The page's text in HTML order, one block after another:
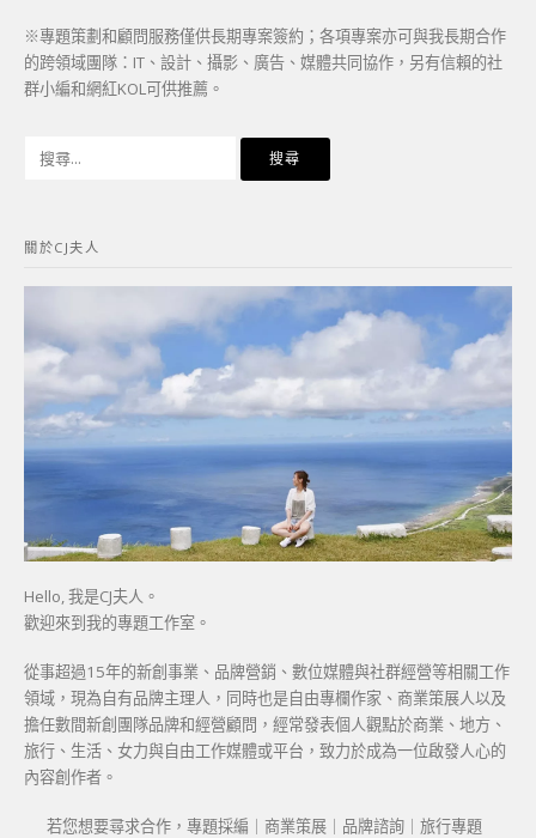
※專題策劃和顧問服務僅供長期專案簽約；各項專案亦可與我長期合作
的跨領域團隊：IT、設計、攝影、廣告、媒體共同協作，另有信賴的社
群小編和網紅KOL可供推薦。
字:
關於CJ夫人
Hello, 我是CJ夫人。
歡迎來到我的專題工作室。
從事超過15年的新創事業、品牌營銷、數位媒體與社群經營等相關工作
領域，現為自有品牌主理人，同時也是自由專欄作家、商業策展人以及
擔任數間新創團隊品牌和經營顧問，經常發表個人觀點於商業、地方、
旅行、生活、女力與自由工作媒體或平台，致力於成為一位啟發人心的
內容創作者。
若您想要尋求合作，專題採編｜商業策展｜品牌諮詢｜旅行專題